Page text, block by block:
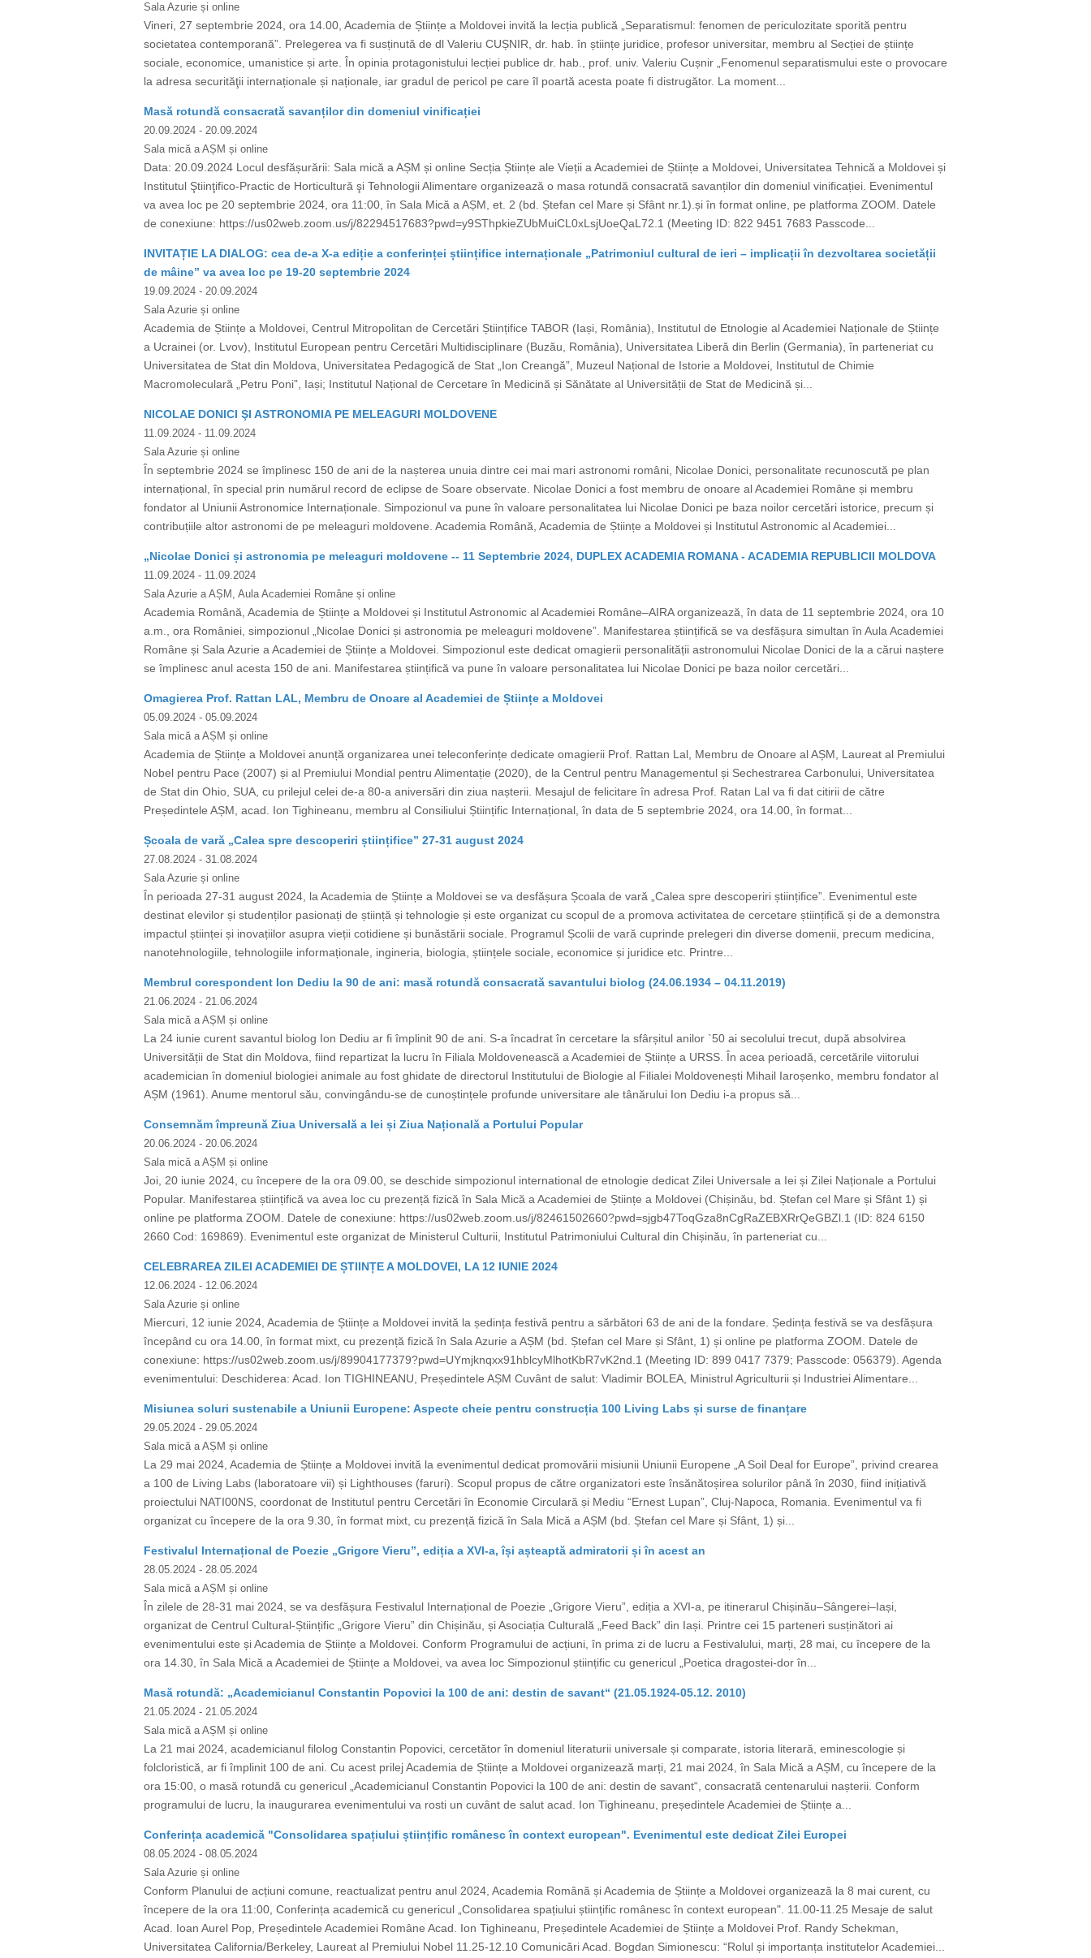
Sala Azurie și online
Vineri, 27 septembrie 2024, ora 14.00, Academia de Științe a Moldovei invită la lecția publică „Separatismul: fenomen de periculozitate sporită pentru
societatea contemporană”. Prelegerea va fi susținută de dl Valeriu CUȘNIR, dr. hab. în științe juridice, profesor universitar, membru al Secției de științe
sociale, economice, umanistice și arte. În opinia protagonistului lecției publice dr. hab., prof. univ. Valeriu Cușnir „Fenomenul separatismului este o provocare
la adresa securităţii internaționale și naționale, iar gradul de pericol pe care îl poartă acesta poate fi distrugător. La moment...
Masă rotundă consacrată savanților din domeniul vinificației
20.09.2024 - 20.09.2024
Sala mică a AȘM și online
Data: 20.09.2024 Locul desfășurării: Sala mică a AȘM și online Secția Științe ale Vieții a Academiei de Științe a Moldovei, Universitatea Tehnică a Moldovei și
Institutul Ştiinţifico-Practic de Horticultură şi Tehnologii Alimentare organizează o masa rotundă consacrată savanților din domeniul vinificației. Evenimentul
va avea loc pe 20 septembrie 2024, ora 11:00, în Sala Mică a AȘM, et. 2 (bd. Ștefan cel Mare și Sfânt nr.1).și în format online, pe platforma ZOOM. Datele
de conexiune: https://us02web.zoom.us/j/82294517683?pwd=y9SThpkieZUbMuiCL0xLsjUoeQaL72.1 (Meeting ID: 822 9451 7683 Passcode...
INVITAȚIE LA DIALOG: cea de-a X-a ediție a conferinței științifice internaționale „Patrimoniul cultural de ieri – implicații în dezvoltarea societății
de mâine” va avea loc pe 19-20 septembrie 2024
19.09.2024 - 20.09.2024
Sala Azurie și online
Academia de Științe a Moldovei, Centrul Mitropolitan de Cercetări Științifice TABOR (Iași, România), Institutul de Etnologie al Academiei Naționale de Științe
a Ucrainei (or. Lvov), Institutul European pentru Cercetări Multidisciplinare (Buzău, România), Universitatea Liberă din Berlin (Germania), în parteneriat cu
Universitatea de Stat din Moldova, Universitatea Pedagogică de Stat „Ion Creangă”, Muzeul Național de Istorie a Moldovei, Institutul de Chimie
Macromoleculară „Petru Poni”, Iași; Institutul Național de Cercetare în Medicină și Sănătate al Universității de Stat de Medicină și...
NICOLAE DONICI ŞI ASTRONOMIA PE MELEAGURI MOLDOVENE
11.09.2024 - 11.09.2024
Sala Azurie și online
În septembrie 2024 se împlinesc 150 de ani de la nașterea unuia dintre cei mai mari astronomi români, Nicolae Donici, personalitate recunoscută pe plan
internațional, în special prin numărul record de eclipse de Soare observate. Nicolae Donici a fost membru de onoare al Academiei Române și membru
fondator al Uniunii Astronomice Internaționale. Simpozionul va pune în valoare personalitatea lui Nicolae Donici pe baza noilor cercetări istorice, precum și
contribuțiile altor astronomi de pe meleaguri moldovene. Academia Română, Academia de Științe a Moldovei și Institutul Astronomic al Academiei...
„Nicolae Donici și astronomia pe meleaguri moldovene -- 11 Septembrie 2024, DUPLEX ACADEMIA ROMANA - ACADEMIA REPUBLICII MOLDOVA
11.09.2024 - 11.09.2024
Sala Azurie a AȘM, Aula Academiei Române și online
Academia Română, Academia de Științe a Moldovei și Institutul Astronomic al Academiei Române–AIRA organizează, în data de 11 septembrie 2024, ora 10
a.m., ora României, simpozionul „Nicolae Donici și astronomia pe meleaguri moldovene”. Manifestarea științifică se va desfășura simultan în Aula Academiei
Române și Sala Azurie a Academiei de Științe a Moldovei. Simpozionul este dedicat omagierii personalității astronomului Nicolae Donici de la a cărui naștere
se împlinesc anul acesta 150 de ani. Manifestarea științifică va pune în valoare personalitatea lui Nicolae Donici pe baza noilor cercetări...
Omagierea Prof. Rattan LAL, Membru de Onoare al Academiei de Științe a Moldovei
05.09.2024 - 05.09.2024
Sala mică a AȘM și online
Academia de Științe a Moldovei anunță organizarea unei teleconferințe dedicate omagierii Prof. Rattan Lal, Membru de Onoare al AȘM, Laureat al Premiului
Nobel pentru Pace (2007) și al Premiului Mondial pentru Alimentație (2020), de la Centrul pentru Managementul și Sechestrarea Carbonului, Universitatea
de Stat din Ohio, SUA, cu prilejul celei de-a 80-a aniversări din ziua nașterii. Mesajul de felicitare în adresa Prof. Ratan Lal va fi dat citirii de către
Președintele AȘM, acad. Ion Tighineanu, membru al Consiliului Științific Internațional, în data de 5 septembrie 2024, ora 14.00, în format...
Școala de vară „Calea spre descoperiri științifice” 27-31 august 2024
27.08.2024 - 31.08.2024
Sala Azurie și online
În perioada 27-31 august 2024, la Academia de Științe a Moldovei se va desfășura Școala de vară „Calea spre descoperiri științifice”. Evenimentul este
destinat elevilor și studenților pasionați de știință și tehnologie și este organizat cu scopul de a promova activitatea de cercetare științifică și de a demonstra
impactul științei și inovațiilor asupra vieții cotidiene și bunăstării sociale. Programul Școlii de vară cuprinde prelegeri din diverse domenii, precum medicina,
nanotehnologiile, tehnologiile informaționale, ingineria, biologia, științele sociale, economice și juridice etc. Printre...
Membrul corespondent Ion Dediu la 90 de ani: masă rotundă consacrată savantului biolog (24.06.1934 – 04.11.2019)
21.06.2024 - 21.06.2024
Sala mică a AȘM și online
La 24 iunie curent savantul biolog Ion Dediu ar fi împlinit 90 de ani. S-a încadrat în cercetare la sfârșitul anilor `50 ai secolului trecut, după absolvirea
Universității de Stat din Moldova, fiind repartizat la lucru în Filiala Moldovenească a Academiei de Științe a URSS. În acea perioadă, cercetările viitorului
academician în domeniul biologiei animale au fost ghidate de directorul Institutului de Biologie al Filialei Moldovenești Mihail Iaroșenko, membru fondator al
AȘM (1961). Anume mentorul său, convingându-se de cunoștințele profunde universitare ale tânărului Ion Dediu i-a propus să...
Consemnăm împreună Ziua Universală a Iei și Ziua Națională a Portului Popular
20.06.2024 - 20.06.2024
Sala mică a AȘM și online
Joi, 20 iunie 2024, cu începere de la ora 09.00, se deschide simpozionul international de etnologie dedicat Zilei Universale a Iei și Zilei Naționale a Portului
Popular. Manifestarea științifică va avea loc cu prezență fizică în Sala Mică a Academiei de Științe a Moldovei (Chișinău, bd. Ștefan cel Mare și Sfânt 1) și
online pe platforma ZOOM. Datele de conexiune: https://us02web.zoom.us/j/82461502660?pwd=sjgb47ToqGza8nCgRaZEBXRrQeGBZl.1 (ID: 824 6150
2660 Cod: 169869). Evenimentul este organizat de Ministerul Culturii, Institutul Patrimoniului Cultural din Chișinău, în parteneriat cu...
CELEBRAREA ZILEI ACADEMIEI DE ȘTIINȚE A MOLDOVEI, LA 12 IUNIE 2024
12.06.2024 - 12.06.2024
Sala Azurie și online
Miercuri, 12 iunie 2024, Academia de Științe a Moldovei invită la ședința festivă pentru a sărbători 63 de ani de la fondare. Ședința festivă se va desfășura
începând cu ora 14.00, în format mixt, cu prezență fizică în Sala Azurie a AȘM (bd. Ștefan cel Mare și Sfânt, 1) și online pe platforma ZOOM. Datele de
conexiune: https://us02web.zoom.us/j/89904177379?pwd=UYmjknqxx91hblcyMlhotKbR7vK2nd.1 (Meeting ID: 899 0417 7379; Passcode: 056379). Agenda
evenimentului: Deschiderea: Acad. Ion TIGHINEANU, Președintele AȘM Cuvânt de salut: Vladimir BOLEA, Ministrul Agriculturii și Industriei Alimentare...
Misiunea soluri sustenabile a Uniunii Europene: Aspecte cheie pentru construcția 100 Living Labs și surse de finanțare
29.05.2024 - 29.05.2024
Sala mică a AȘM și online
La 29 mai 2024, Academia de Științe a Moldovei invită la evenimentul dedicat promovării misiunii Uniunii Europene „A Soil Deal for Europe”, privind crearea
a 100 de Living Labs (laboratoare vii) și Lighthouses (faruri). Scopul propus de către organizatori este însănătoșirea solurilor până în 2030, fiind inițiativă
proiectului NATI00NS, coordonat de Institutul pentru Cercetări în Economie Circulară și Mediu “Ernest Lupan”, Cluj-Napoca, Romania. Evenimentul va fi
organizat cu începere de la ora 9.30, în format mixt, cu prezență fizică în Sala Mică a AȘM (bd. Ștefan cel Mare și Sfânt, 1) și...
Festivalul Internațional de Poezie „Grigore Vieru”, ediția a XVI-a, își așteaptă admiratorii și în acest an
28.05.2024 - 28.05.2024
Sala mică a AȘM și online
În zilele de 28-31 mai 2024, se va desfășura Festivalul Internațional de Poezie „Grigore Vieru”, ediția a XVI-a, pe itinerarul Chișinău–Sângerei–Iași,
organizat de Centrul Cultural-Științific „Grigore Vieru” din Chișinău, și Asociația Culturală „Feed Back” din Iași. Printre cei 15 parteneri susținători ai
evenimentului este și Academia de Științe a Moldovei. Conform Programului de acțiuni, în prima zi de lucru a Festivalului, marți, 28 mai, cu începere de la
ora 14.30, în Sala Mică a Academiei de Științe a Moldovei, va avea loc Simpozionul științific cu genericul „Poetica dragostei-dor în...
Masă rotundă: „Academicianul Constantin Popovici la 100 de ani: destin de savant“ (21.05.1924-05.12. 2010)
21.05.2024 - 21.05.2024
Sala mică a AȘM și online
La 21 mai 2024, academicianul filolog Constantin Popovici, cercetător în domeniul literaturii universale și comparate, istoria literară, eminescologie și
folcloristică, ar fi împlinit 100 de ani. Cu acest prilej Academia de Științe a Moldovei organizează marți, 21 mai 2024, în Sala Mică a AȘM, cu începere de la
ora 15:00, o masă rotundă cu genericul „Academicianul Constantin Popovici la 100 de ani: destin de savant“, consacrată centenarului nașterii. Conform
programului de lucru, la inaugurarea evenimentului va rosti un cuvânt de salut acad. Ion Tighineanu, președintele Academiei de Științe a...
Conferința academică "Consolidarea spațiului științific românesc în context european". Evenimentul este dedicat Zilei Europei
08.05.2024 - 08.05.2024
Sala Azurie și online
Conform Planului de acțiuni comune, reactualizat pentru anul 2024, Academia Română și Academia de Științe a Moldovei organizează la 8 mai curent, cu
începere de la ora 11:00, Conferința academică cu genericul „Consolidarea spațiului științific românesc în context european". 11.00-11.25 Mesaje de salut
Acad. Ioan Aurel Pop, Președintele Academiei Române Acad. Ion Tighineanu, Președintele Academiei de Științe a Moldovei Prof. Randy Schekman,
Universitatea California/Berkeley, Laureat al Premiului Nobel 11.25-12.10 Comunicări Acad. Bogdan Simionescu: “Rolul și importanța institutelor Academiei...